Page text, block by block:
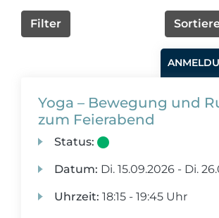
Filter
Yoga – Bewegung und
zum Feierabend
Status:
Datum: Di. 15.09.2026 - Di.
Uhrzeit: 18:15 - 19:45 Uhr